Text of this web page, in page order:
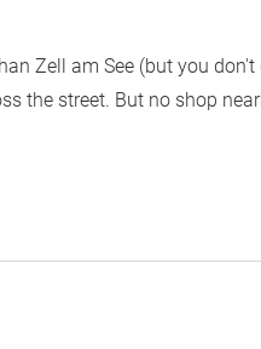
Zell am See (but you don't
the street. But no shop